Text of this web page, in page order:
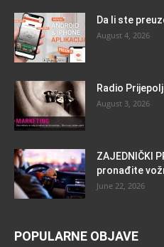
Da li ste
August 4, 2026
Radio
August 3, 2026
ZAJEDNIČKI
pronađite
June 22, 2026
POPULARNE OBJAVE